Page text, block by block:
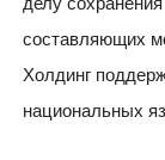
составляющих
Холдинг
национальных